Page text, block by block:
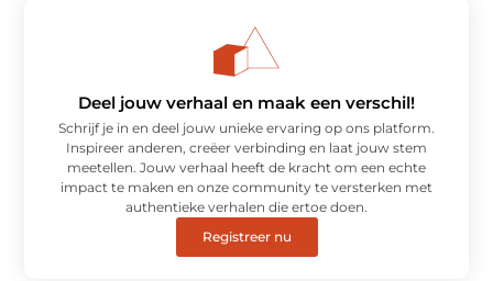
Deel jouw verhaal en maak een verschil!
Schrijf je in en deel jouw unieke ervaring op ons platform.
Inspireer anderen, creëer verbinding en laat jouw stem
meetellen. Jouw verhaal heeft de kracht om een echte
impact te maken en onze community te versterken met
authentieke verhalen die ertoe doen.
Registreer nu